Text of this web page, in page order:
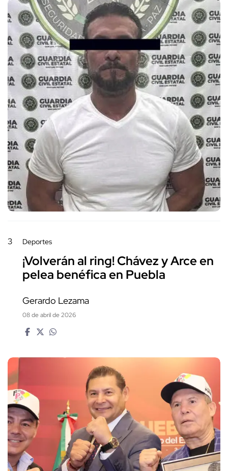
3 Deportes
¡Volverán al ring! Chávez y Arce en
pelea benéfica en Puebla
Gerardo Lezama
08 de abril de 2026